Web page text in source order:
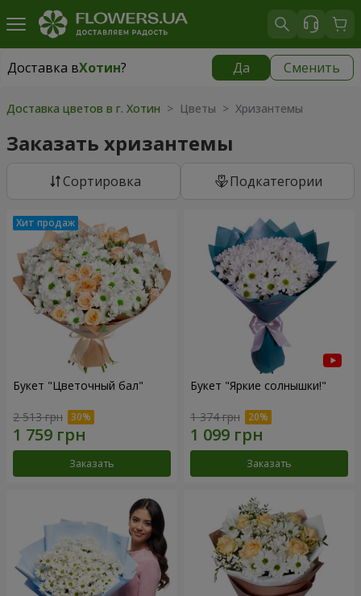
Доставка вХотин? Да Сменить
Доставка вХотин|
Доставка цветов в г. Хотин > Цветы > Хризантемы
Заказать хризантемы
Cортировка Подкатегории
Букет "Цветочный бал"
2 513 грн
Заказать
Букет "Яркие солнышки!"
1 374 грн
Заказать